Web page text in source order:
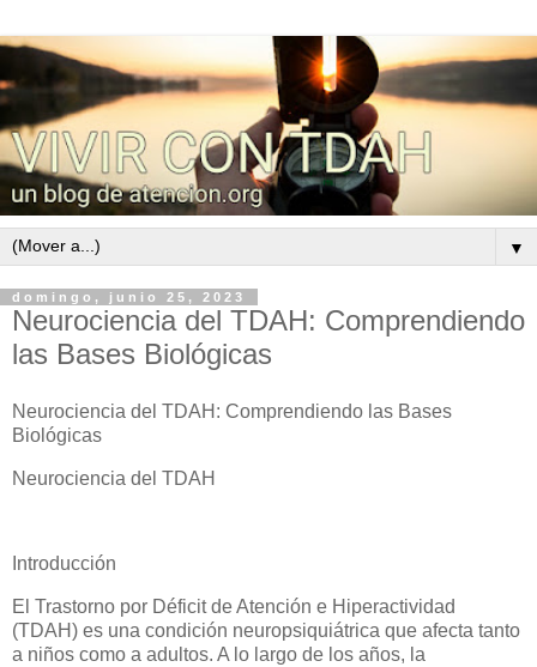
▼
domingo, junio 25, 2023
Neurociencia del TDAH: Comprendiendo
las Bases Biológicas
Neurociencia del TDAH: Comprendiendo las Bases
Biológicas
Neurociencia del TDAH
Introducción
El Trastorno por Déficit de Atención e Hiperactividad
(TDAH) es una condición neuropsiquiátrica que afecta tanto
a niños como a adultos. A lo largo de los años, la